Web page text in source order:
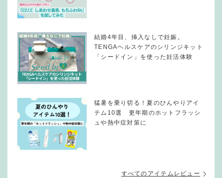
結婚4年目、挿入なしで妊娠。
TENGAヘルスケアのシリンジキット
「シードイン」を使った妊活体験
猛暑を乗り切る！夏のひんやりアイ
テム10選 更年期のホットフラッシ
ュや熱中症対策に
すべてのアイテムレビュー